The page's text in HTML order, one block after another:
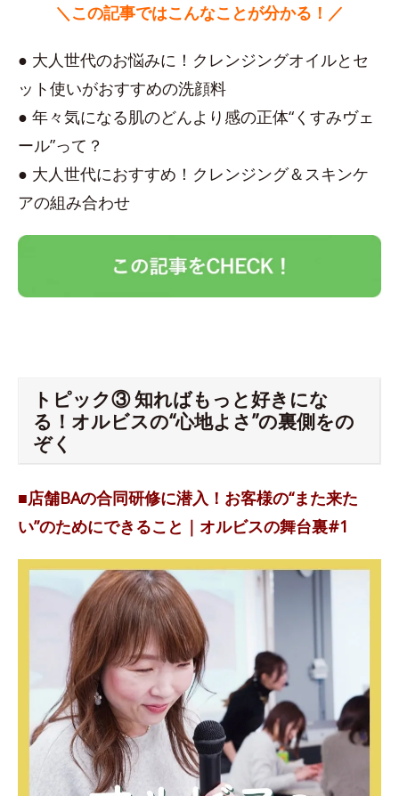
＼この記事ではこんなことが分かる！／
● 大人世代のお悩みに！クレンジングオイルとセ
ット使いがおすすめの洗顔料
● 年々気になる肌のどんより感の正体“くすみヴェ
ール”って？
● 大人世代におすすめ！クレンジング＆スキンケ
アの組み合わせ
トピック③ 知ればもっと好きにな
る！オルビスの“心地よさ”の裏側をの
ぞく
■店舗BAの合同研修に潜入！お客様の“また来た
い”のためにできること｜オルビスの舞台裏#1